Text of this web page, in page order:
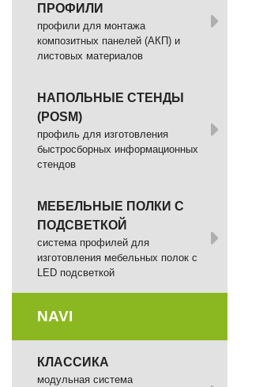
ПРОФИЛИ
профили для монтажа
композитных панелей (АКП) и
листовых материалов
НАПОЛЬНЫЕ СТЕНДЫ
(POSM)
профиль для изготовления
быстросборных информационных
стендов
МЕБЕЛЬНЫЕ ПОЛКИ С
ПОДСВЕТКОЙ
cистема профилей для
изготовления мебельных полок с
LED подсветкой
NAVI
КЛАССИКА
модульная система